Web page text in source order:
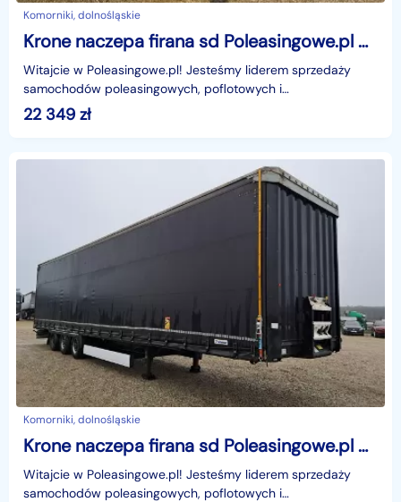
Komorniki, dolnośląskie
Krone naczepa firana sd Poleasingowe.pl BZ Krone sd sd Poleasingowe.pl BZ
Witajcie w Poleasingowe.pl! Jesteśmy liderem sprzedaży
samochodów poleasingowych, poflotowych i
powindykacyjnych.Mamy dla was świetną okazję! Zobaczcie
KRONE SD
22 349 zł
Komorniki, dolnośląskie
Krone naczepa firana sd Poleasingowe.pl BZ Krone sd sd Poleasingowe.pl BZ
Witajcie w Poleasingowe.pl! Jesteśmy liderem sprzedaży
samochodów poleasingowych, poflotowych i